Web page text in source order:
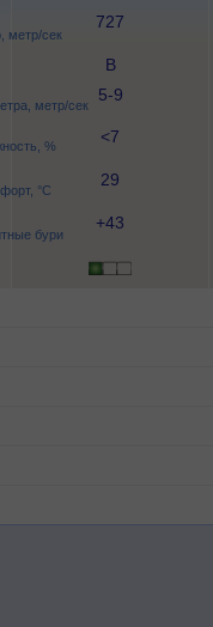
метр/сек
метр/сек
%
°C
бури
727
В
5-9
<7
29
+43